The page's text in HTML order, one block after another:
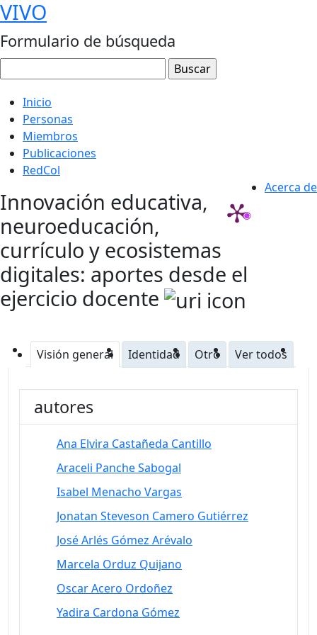
VIVO
Formulario de búsqueda
Inicio
Personas
Miembros
Publicaciones
RedCol
Acerca de
Innovación educativa,
neuroeducación,
currículo y ecosistemas
digitales: aportes desde el
ejercicio docente
Visión general Identidad Otro Ver todos
autores
Ana Elvira Castañeda Cantillo
Araceli Panche Sabogal
Isabel Menacho Vargas
Jonatan Steveson Camero Gutiérrez
José Arlés Gómez Arévalo
Marcela Orduz Quijano
Oscar Acero Ordoñez
Yadira Cardona Gómez